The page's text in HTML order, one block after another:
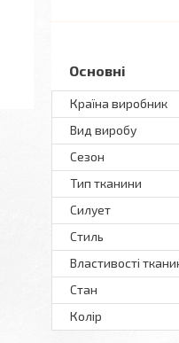
Основні
Країна виробник
Вид виробу
Сезон
Тип тканини
Силует
Стиль
Властивості
Стан
Колір